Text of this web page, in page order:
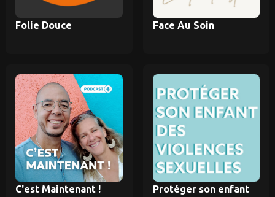
Folie Douce Face Au Soin
C'est Maintenant !
Protéger son enfant